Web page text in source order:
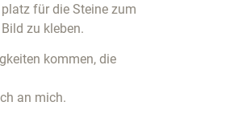
für die Steine zum
zu kleben.
kommen, die
an mich.